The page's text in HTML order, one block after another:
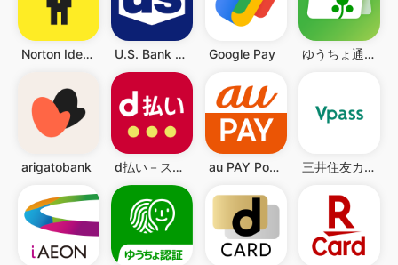
Norton Identity U.S. Bank Mobile Banking Google Pay ゆうちょ通帳アプリ-銀行の通帳アプリ
arigatobank d払い－スマホ決済アプリ、キャッシュレスでお支払い au PAY Pontaポイントがおトクにたまる！ 三井住友カード Vpassアプリ